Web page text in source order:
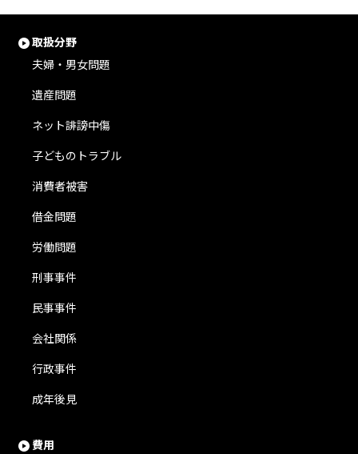
取扱分野
夫婦・男女問題
遺産問題
ネット誹謗中傷
子どものトラブル
消費者被害
借金問題
労働問題
刑事事件
民事事件
会社関係
行政事件
成年後見
費用